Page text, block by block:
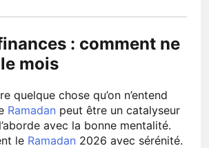
: comment ne
mois
quelque chose qu’on n’entend
Ramadan peut être un catalyseur
avec la bonne mentalité.
le Ramadan 2026 avec sérénité.